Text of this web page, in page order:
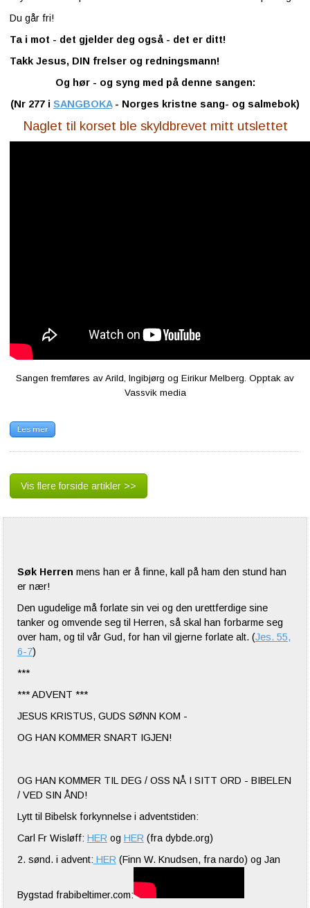
Du går fri!
Ta i mot - det gjelder deg også - det er ditt!
Takk Jesus, DIN frelser og redningsmann!
Og hør - og syng med på denne sangen:
(Nr 277 i SANGBOKA- Norges kristne sang- og salmebok)
Naglet til korset ble skyldbrevet mitt utslettet
Sangen fremføres av Arild, Ingibjørg og Eirikur Melberg. Opptak av
Vassvik media
Les mer
Vis flere forside artikler >>
Søk Herren mens han er å finne, kall på ham den stund han
er nær!
Den ugudelige må forlate sin vei og den urettferdige sine
tanker og omvende seg til Herren, så skal han forbarme seg
over ham, og til vår Gud, for han vil gjerne forlate alt. (Jes. 55,
6-7)
***
*** ADVENT ***
JESUS KRISTUS, GUDS SØNN KOM -
OG HAN KOMMER SNART IGJEN!
OG HAN KOMMER TIL DEG / OSS NÅ I SITT ORD - BIBELEN
/ VED SIN ÅND!
Lytt til Bibelsk forkynnelse i adventstiden:
Carl Fr Wisløff: HER og HER (fra dybde.org)
2. sønd. i advent: HER (Finn W. Knudsen, fra nardo) og Jan
Bygstad frabibeltimer.com: